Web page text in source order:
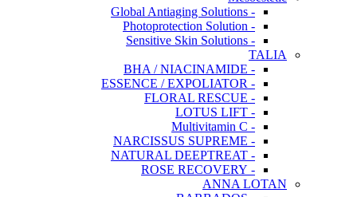
- Global Antiaging Solutions
- Photoprotection Solution
- Sensitive Skin Solutions
TALIA
- BHA / NIACINAMIDE
- ESSENCE / EXPOLIATOR
- FLORAL RESCUE
- LOTUS LIFT
- Multivitamin C
- NARCISSUS SUPREME
- NATURAL DEEPTREAT
- ROSE RECOVERY
ANNA LOTAN